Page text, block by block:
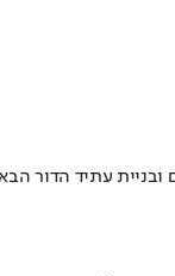
ובניית עתיד הדור